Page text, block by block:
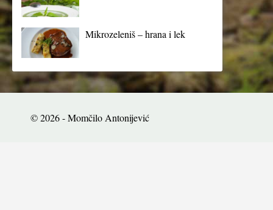
Mikrozeleniš – hrana i lek
© 2026 - Momčilo Antonijević